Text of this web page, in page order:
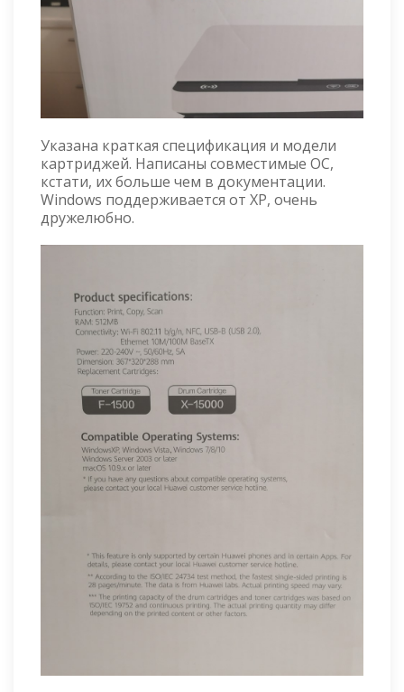
Указана краткая спецификация и модели
картриджей. Написаны совместимые ОС,
кстати, их больше чем в документации.
Windows поддерживается от XP, очень
дружелюбно.